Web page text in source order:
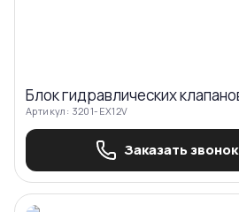
Блок гидравлических
Артикул: 3201-EX12V
Заказать звонок